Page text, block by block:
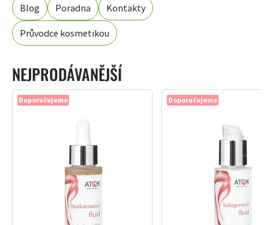
Blog Poradna Kontakty
Průvodce kosmetikou
NEJPRODÁVANĚJŠÍ
Doporučujeme Doporučujeme